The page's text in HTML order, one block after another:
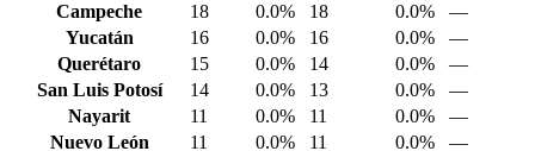
Campeche
18 0.0% 18 0.0%
—
Yucatán
16 0.0% 16 0.0%
—
Querétaro
15 0.0% 14 0.0%
—
San Luis Potosí
14 0.0% 13 0.0%
—
Nayarit
11 0.0% 11 0.0%
—
Nuevo León
11 0.0% 11 0.0% —